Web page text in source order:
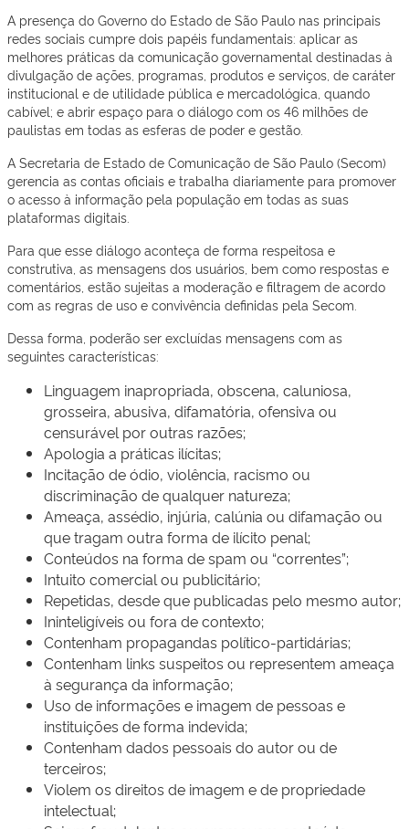
A presença do Governo do Estado de São Paulo nas principais
redes sociais cumpre dois papéis fundamentais: aplicar as
melhores práticas da comunicação governamental destinadas à
divulgação de ações, programas, produtos e serviços, de caráter
institucional e de utilidade pública e mercadológica, quando
cabível; e abrir espaço para o diálogo com os 46 milhões de
paulistas em todas as esferas de poder e gestão.
A Secretaria de Estado de Comunicação de São Paulo (Secom)
gerencia as contas oficiais e trabalha diariamente para promover
o acesso à informação pela população em todas as suas
plataformas digitais.
Para que esse diálogo aconteça de forma respeitosa e
construtiva, as mensagens dos usuários, bem como respostas e
comentários, estão sujeitas a moderação e filtragem de acordo
com as regras de uso e convivência definidas pela Secom.
Dessa forma, poderão ser excluídas mensagens com as
seguintes características:
Linguagem inapropriada, obscena, caluniosa,
grosseira, abusiva, difamatória, ofensiva ou
censurável por outras razões;
Apologia a práticas ilícitas;
Incitação de ódio, violência, racismo ou
discriminação de qualquer natureza;
Ameaça, assédio, injúria, calúnia ou difamação ou
que tragam outra forma de ilícito penal;
Conteúdos na forma de spam ou “correntes”;
Intuito comercial ou publicitário;
Repetidas, desde que publicadas pelo mesmo autor;
Ininteligíveis ou fora de contexto;
Contenham propagandas político-partidárias;
Contenham links suspeitos ou representem ameaça
à segurança da informação;
Uso de informações e imagem de pessoas e
instituições de forma indevida;
Contenham dados pessoais do autor ou de
terceiros;
Violem os direitos de imagem e de propriedade
intelectual;